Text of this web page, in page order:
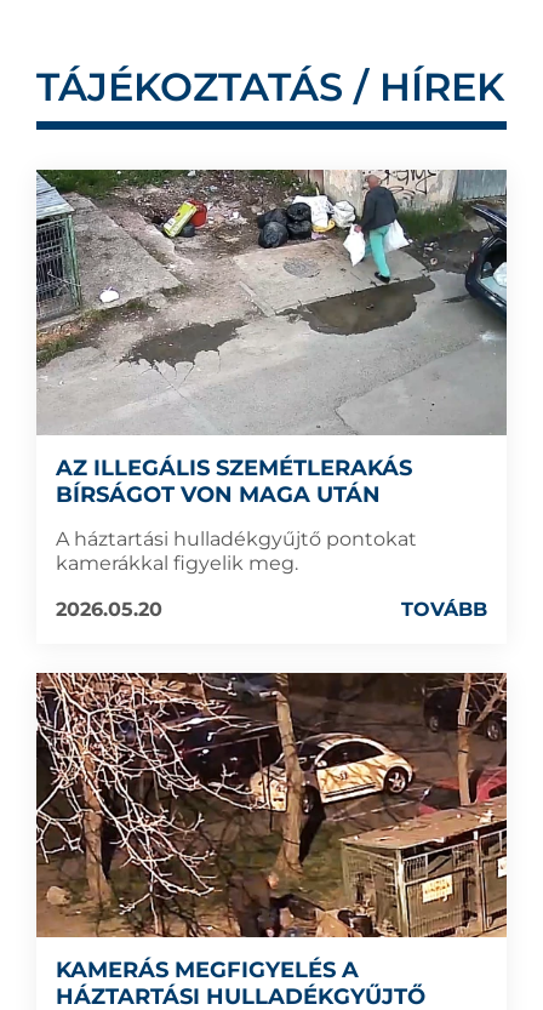
TÁJÉKOZTATÁS / HÍREK
AZ ILLEGÁLIS SZEMÉTLERAKÁS
BÍRSÁGOT VON MAGA UTÁN
A háztartási hulladékgyűjtő pontokat
kamerákkal figyelik meg.
2026.05.20
TOVÁBB
KAMERÁS MEGFIGYELÉS A
HÁZTARTÁSI HULLADÉKGYŰJTŐ